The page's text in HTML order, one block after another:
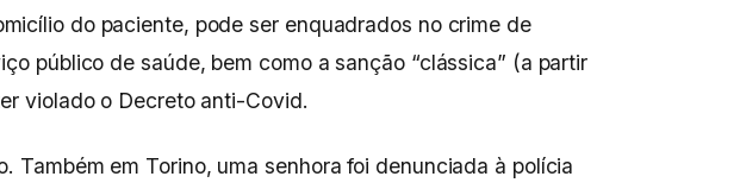
do paciente, pode ser enquadrados no crime de
público de saúde, bem como a sanção “clássica” (a partir
violado o Decreto anti-Covid.
Também em Torino, uma senhora foi denunciada à polícia